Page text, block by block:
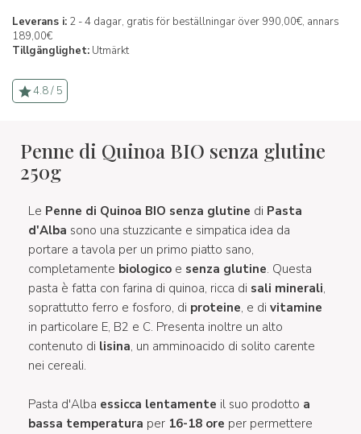
Leverans i: 2 - 4 dagar, gratis för beställningar över 990,00€, annars
189,00€
Tillgänglighet: Utmärkt
4.8 / 5
Penne di Quinoa BIO senza glutine
250g
Le Penne di Quinoa BIO senza glutine di Pasta
d'Alba sono una stuzzicante e simpatica idea da
portare a tavola per un primo piatto sano,
completamente biologico e senza glutine. Questa
pasta è fatta con farina di quinoa, ricca di sali minerali,
soprattutto ferro e fosforo, di proteine, e di vitamine
in particolare E, B2 e C. Presenta inoltre un alto
contenuto di lisina, un amminoacido di solito carente
nei cereali.
Pasta d'Alba essicca lentamente il suo prodotto a
bassa temperatura per 16-18 ore per permettere